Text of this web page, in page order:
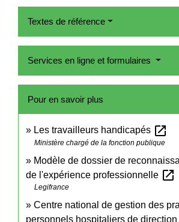
Textes de référence
Services en ligne et formulaires
Pour en savoir plus
Les travailleurs handicapés open_in_new
Ministère chargé de la fonction publique
Modèle de dossier de
de l'expérience professionnelle open_in_new
Legifrance
Centre national de gestion des
personnels hospitaliers de direction